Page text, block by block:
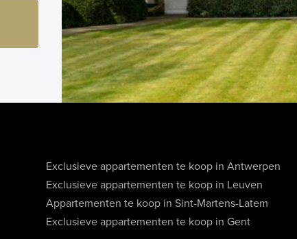
Exclusieve appartementen te koop in Antwerpen
Exclusieve appartementen te koop in Leuven
Appartementen te koop in Sint-Martens-Latem
Exclusieve appartementen te koop in Gent